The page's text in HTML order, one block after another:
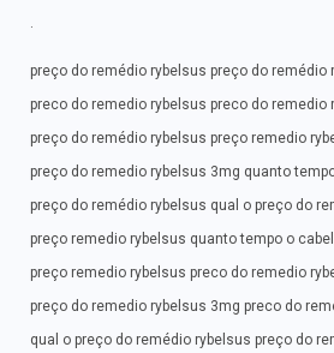
.
preço do remédio rybelsus preço do remédio
preco do remedio rybelsus preco do remedio
preço do remédio rybelsus preço remedio
preço do remedio rybelsus 3mg quanto
preço do remédio rybelsus qual o preço do
preço remedio rybelsus quanto tempo o
preço remedio rybelsus preco do remedio
preço do remedio rybelsus 3mg preco do
qual o preço do remédio rybelsus preço do